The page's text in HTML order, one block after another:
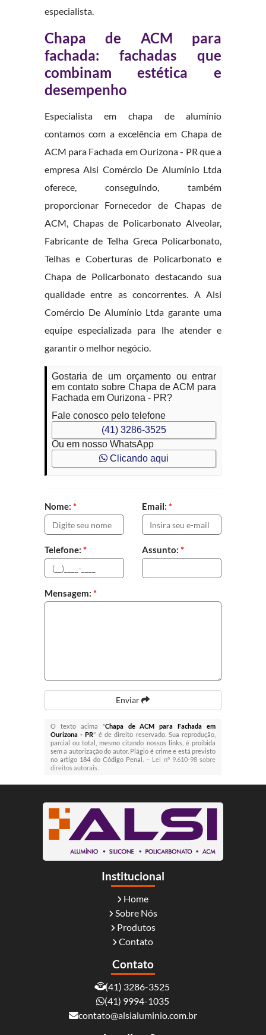
especialista.
Chapa de ACM para
fachada: fachadas que
combinam estética e
desempenho
Especialista em chapa de alumínio
contamos com a excelência em Chapa de
ACM para Fachada em Ourizona - PR que a
empresa Alsi Comércio De Alumínio Ltda
oferece, conseguindo, também
proporcionar Fornecedor de Chapas de
ACM, Chapas de Policarbonato Alveolar,
Fabricante de Telha Greca Policarbonato,
Telhas e Coberturas de Policarbonato e
Chapa de Policarbonato destacando sua
qualidade entre as concorrentes. A Alsi
Comércio De Alumínio Ltda garante uma
equipe especializada para lhe atender e
garantir o melhor negócio.
Gostaria de um orçamento ou entrar
em contato sobre Chapa de ACM para
Fachada em Ourizona - PR?
Fale conosco pelo telefone
(41) 3286-3525
Ou em nosso WhatsApp
Clicando aqui
Nome: * Email: *
Telefone: * Assunto: *
Mensagem: *
Enviar
O texto acima "Chapa de ACM para Fachada em
Ourizona - PR" é de direito reservado. Sua reprodução,
parcial ou total, mesmo citando nossos links, é proibida
sem a autorização do autor. Plágio é crime e está previsto
no artigo 184 do Código Penal. – Lei n° 9.610-98 sobre
direitos autorais.
Institucional
Home
Sobre Nós
Produtos
Contato
Contato
(41) 3286-3525
(41) 9994-1035
contato@alsialuminio.com.br